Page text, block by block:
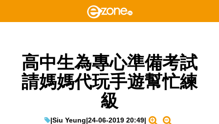
高中生為專心準備考試
請媽媽代玩手遊幫忙練
級
|Siu Yeung|24-06-2019 20:49|